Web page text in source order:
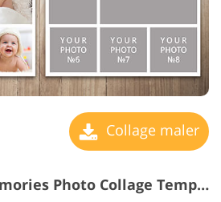
Collage maler
#21 "Lifetime Memories Photo Collage Template"